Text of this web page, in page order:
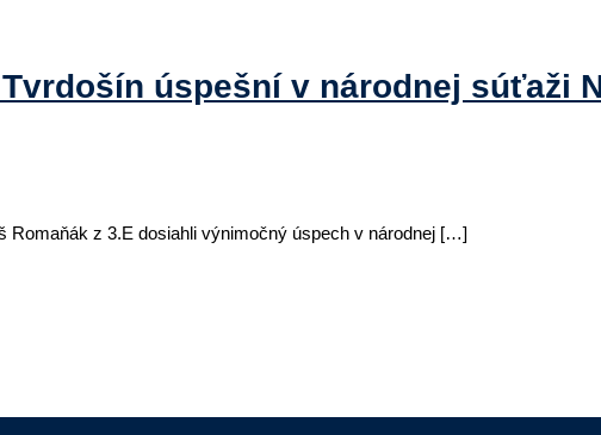
úspešní v národnej súťaži
Romaňák z 3.E dosiahli výnimočný úspech v národnej […]